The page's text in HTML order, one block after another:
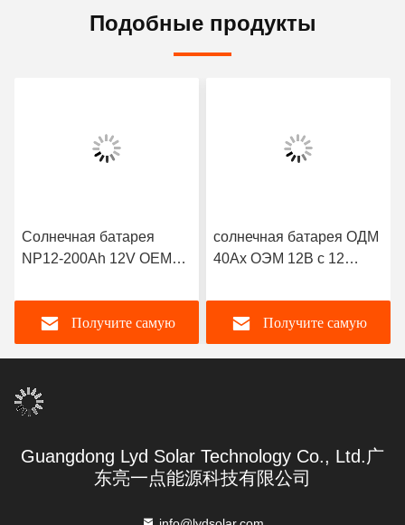
Подобные продукты
Солнечная батарея
NP12-200Ah 12V OEM
Получите самую
солнечная батарея ОДМ
40Ах ОЭМ 12В с 12
плавая жизни
Получите самую
Guangdong Lyd Solar Technology Co., Ltd.广
东亮一点能源科技有限公司